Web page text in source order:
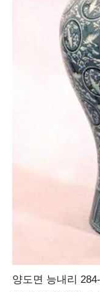
양도면 능내리